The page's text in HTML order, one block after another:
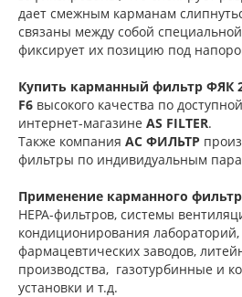
дает смежным карманам
связаны между собой
фиксирует их позицию под
Купить карманный фильтр ФЯК
F6 высокого качества по
интернет-магазине AS FILTER.
Также компания АС ФИЛЬТР
фильтры по индивидуальным
Применение карманного
НЕРА-фильтров, системы
кондиционирования
фармацевтических заводов,
производства, газотурбинные и
установки и т.д.